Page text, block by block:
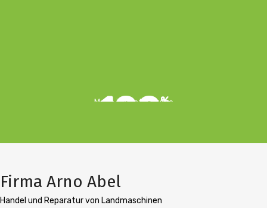
100%
Made in East-Europe
Firma Arno Abel
Handel und Reparatur von Landmaschinen